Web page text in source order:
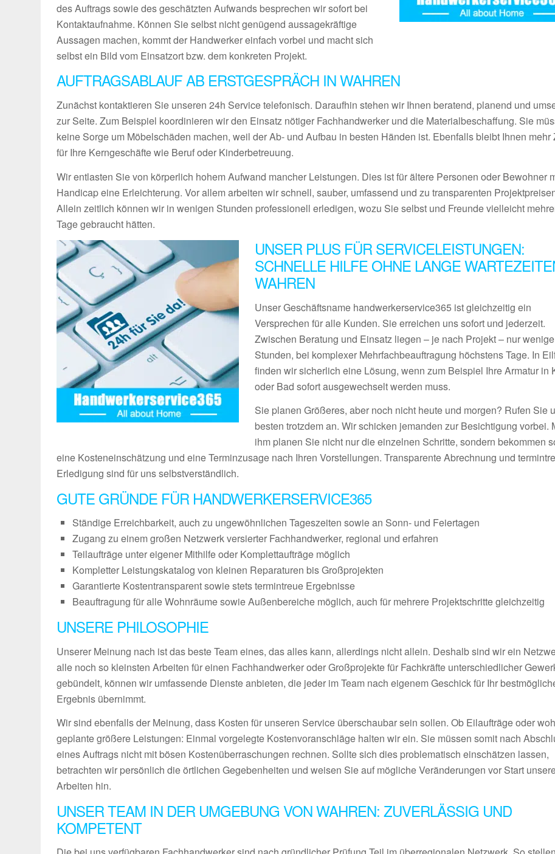
des Auftrags sowie des geschätzten Aufwands besprechen wir sofort bei
Kontaktaufnahme. Können Sie selbst nicht genügend aussagekräftige
Aussagen machen, kommt der Handwerker einfach vorbei und macht sich
selbst ein Bild vom Einsatzort bzw. dem konkreten Projekt.
AUFTRAGSABLAUF AB ERSTGESPRÄCH IN WAHREN
Zunächst kontaktieren Sie unseren 24h Service telefonisch. Daraufhin stehen wir Ihnen beratend, planend und
zur Seite. Zum Beispiel koordinieren wir den Einsatz nötiger Fachhandwerker und die Materialbeschaffung. Sie
keine Sorge um Möbelschäden machen, weil der Ab- und Aufbau in besten Händen ist. Ebenfalls bleibt Ihnen mehr
für Ihre Kerngeschäfte wie Beruf oder Kinderbetreuung.
Wir entlasten Sie von körperlich hohem Aufwand mancher Leistungen. Dies ist für ältere Personen oder Bewohner
Handicap eine Erleichterung. Vor allem arbeiten wir schnell, sauber, umfassend und zu transparenten
Allein zeitlich können wir in wenigen Stunden professionell erledigen, wozu Sie selbst und Freunde vielleicht
Tage gebraucht hätten.
UNSER PLUS FÜR SERVICELEISTUNGEN:
SCHNELLE HILFE OHNE LANGE
WAHREN
Unser Geschäftsname handwerkerservice365 ist gleichzeitig ein
Versprechen für alle Kunden. Sie erreichen uns sofort und jederzeit.
Zwischen Beratung und Einsatz liegen – je nach Projekt – nur wenige
Stunden, bei komplexer Mehrfachbeauftragung höchstens Tage. In
finden wir sicherlich eine Lösung, wenn zum Beispiel Ihre Armatur in
oder Bad sofort ausgewechselt werden muss.
Sie planen Größeres, aber noch nicht heute und morgen? Rufen Sie
besten trotzdem an. Wir schicken jemanden zur Besichtigung vorbei.
ihm planen Sie nicht nur die einzelnen Schritte, sondern bekommen
eine Kosteneinschätzung und eine Terminzusage nach Ihren Vorstellungen. Transparente Abrechnung und
Erledigung sind für uns selbstverständlich.
GUTE GRÜNDE FÜR HANDWERKERSERVICE365
Ständige Erreichbarkeit, auch zu ungewöhnlichen Tageszeiten sowie an Sonn- und Feiertagen
Zugang zu einem großen Netzwerk versierter Fachhandwerker, regional und erfahren
Teilaufträge unter eigener Mithilfe oder Komplettaufträge möglich
Kompletter Leistungskatalog von kleinen Reparaturen bis Großprojekten
Garantierte Kostentransparent sowie stets termintreue Ergebnisse
Beauftragung für alle Wohnräume sowie Außenbereiche möglich, auch für mehrere Projektschritte gleichzeitig
UNSERE PHILOSOPHIE
Unserer Meinung nach ist das beste Team eines, das alles kann, allerdings nicht allein. Deshalb sind wir ein
alle noch so kleinsten Arbeiten für einen Fachhandwerker oder Großprojekte für Fachkräfte unterschiedlicher
gebündelt, können wir umfassende Dienste anbieten, die jeder im Team nach eigenem Geschick für Ihr
Ergebnis übernimmt.
Wir sind ebenfalls der Meinung, dass Kosten für unseren Service überschaubar sein sollen. Ob Eilaufträge oder
geplante größere Leistungen: Einmal vorgelegte Kostenvoranschläge halten wir ein. Sie müssen somit nach
eines Auftrags nicht mit bösen Kostenüberraschungen rechnen. Sollte sich dies problematisch einschätzen lassen,
betrachten wir persönlich die örtlichen Gegebenheiten und weisen Sie auf mögliche Veränderungen vor Start
Arbeiten hin.
UNSER TEAM IN DER UMGEBUNG VON WAHREN: ZUVERLÄSSIG UND
KOMPETENT